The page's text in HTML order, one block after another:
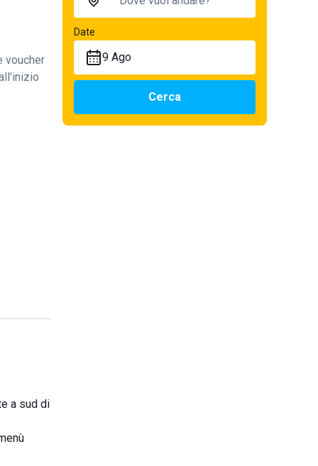
voucher
a sud di
Date
9 Ago
Cerca